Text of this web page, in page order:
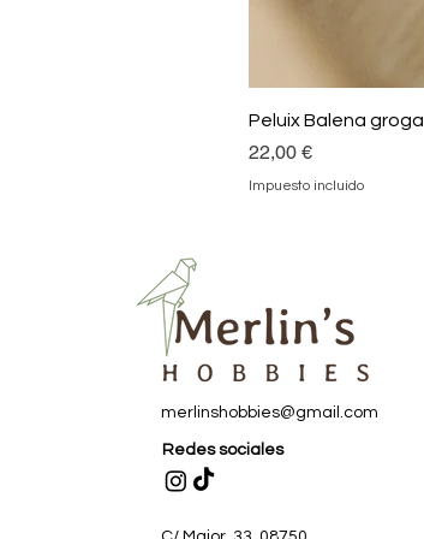
Peluix Balena groga
Precio
22,00 €
Impuesto incluido
merlinshobbies@gmail.com
Redes sociales